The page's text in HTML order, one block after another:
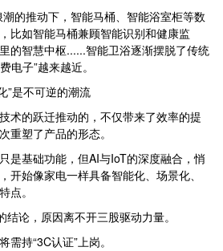
的推动下，智能马桶、智能浴室柜等数
比如智能马桶兼顾智能识别和健康监
的智慧中枢......智能卫浴逐渐摆脱了传统
电子”越来越近。
”是不可逆的潮流
术的跃迁推动的，不仅带来了效率的提
重塑了产品的形态。
是基础功能，但AI与IoT的深度融合，悄
开始像家电一样具备智能化、场景化、
点。
结论，原因离不开三股驱动力量。
持“3C认证”上岗。